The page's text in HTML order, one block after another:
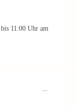
11:00 Uhr am